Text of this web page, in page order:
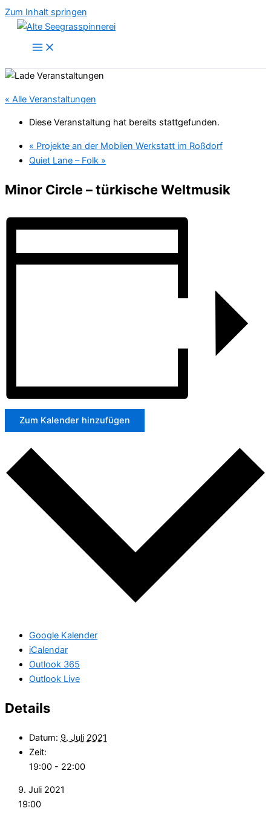
Zum Inhalt springen
« Alle Veranstaltungen
Diese Veranstaltung hat bereits stattgefunden.
« Projekte an der Mobilen Werkstatt im Roßdorf
Quiet Lane – Folk »
Minor Circle – türkische Weltmusik
Zum Kalender hinzufügen
Google Kalender
iCalendar
Outlook 365
Outlook Live
Details
Datum: 9. Juli 2021
Zeit:
19:00 - 22:00
9. Juli 2021
19:00